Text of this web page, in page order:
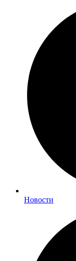
Новости